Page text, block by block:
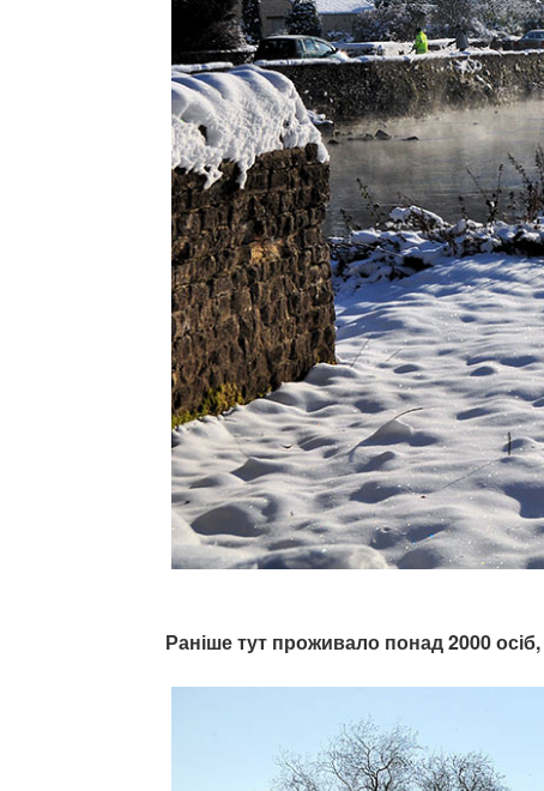
Раніше тут проживало понад 2000 осіб,